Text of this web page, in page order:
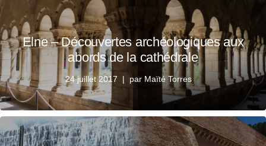
Elne – Découvertes archéologiques aux
abords de la cathédrale
24 juillet 2017 par Maïté Torres